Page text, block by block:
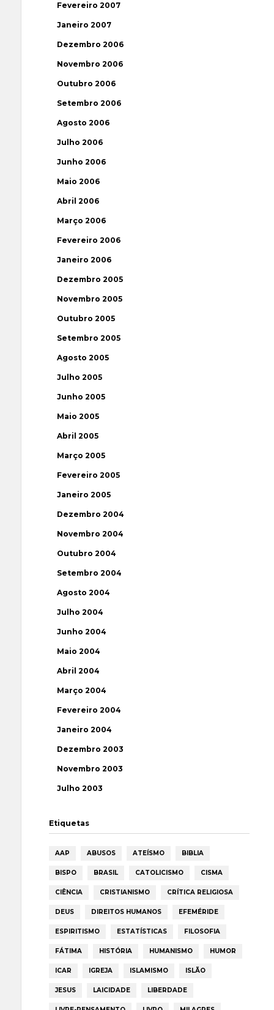
Fevereiro 2007
Janeiro 2007
Dezembro 2006
Novembro 2006
Outubro 2006
Setembro 2006
Agosto 2006
Julho 2006
Junho 2006
Maio 2006
Abril 2006
Março 2006
Fevereiro 2006
Janeiro 2006
Dezembro 2005
Novembro 2005
Outubro 2005
Setembro 2005
Agosto 2005
Julho 2005
Junho 2005
Maio 2005
Abril 2005
Março 2005
Fevereiro 2005
Janeiro 2005
Dezembro 2004
Novembro 2004
Outubro 2004
Setembro 2004
Agosto 2004
Julho 2004
Junho 2004
Maio 2004
Abril 2004
Março 2004
Fevereiro 2004
Janeiro 2004
Dezembro 2003
Novembro 2003
Julho 2003
Etiquetas
AAP ABUSOS ATEÍSMO BIBLIA
BISPO BRASIL CATOLICISMO CISMA
CIÊNCIA CRISTIANISMO CRÍTICA RELIGIOSA
DEUS DIREITOS HUMANOS EFEMÉRIDE
ESPIRITISMO ESTATÍSTICAS FILOSOFIA
FÁTIMA HISTÓRIA HUMANISMO HUMOR
ICAR IGREJA ISLAMISMO ISLÃO
JESUS LAICIDADE LIBERDADE